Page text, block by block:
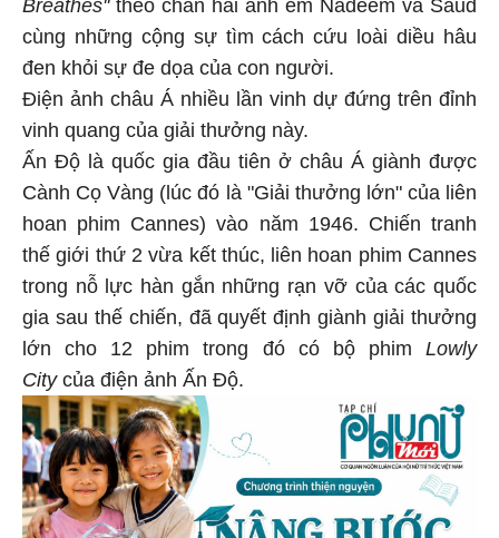
Breathes''theo chân hai anh em Nadeem và Saud
cùng những cộng sự tìm cách cứu loài diều hâu
đen khỏi sự đe dọa của con người.
Điện ảnh châu Á nhiều lần vinh dự đứng trên đỉnh
vinh quang của giải thưởng này.
Ấn Độ là quốc gia đầu tiên ở châu Á giành được
Cành Cọ Vàng (lúc đó là "Giải thưởng lớn" của liên
hoan phim Cannes) vào năm 1946. Chiến tranh
thế giới thứ 2 vừa kết thúc, liên hoan phim Cannes
trong nỗ lực hàn gắn những rạn vỡ của các quốc
gia sau thế chiến, đã quyết định giành giải thưởng
lớn cho 12 phim trong đó có bộ phim Lowly
Citycủa điện ảnh Ấn Độ.